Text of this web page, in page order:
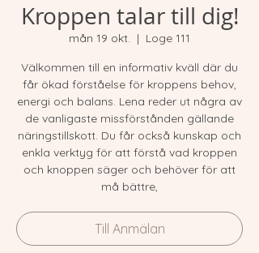
Kroppen talar till dig!
mån 19 okt.
  |
Loge 111
Välkommen till en informativ kväll där du
får ökad förståelse för kroppens behov,
energi och balans. Lena reder ut några av
de vanligaste missförstånden gällande
näringstillskott. Du får också kunskap och
enkla verktyg för att förstå vad kroppen
och knoppen säger och behöver för att
må bättre,
Till Anmälan